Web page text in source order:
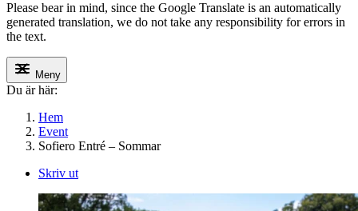
Please bear in mind, since the Google Translate is an automatically
generated translation, we do not take any responsibility for errors in
the text.
Meny
Du är här:
Hem
Event
Sofiero Entré – Sommar
Skriv ut